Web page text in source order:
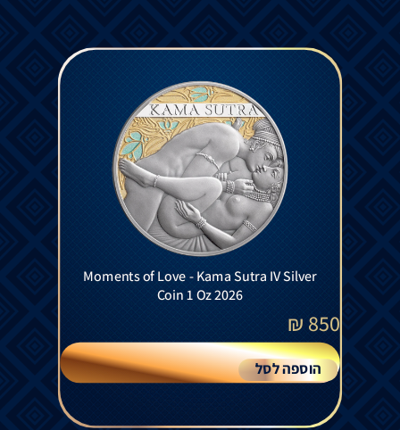
Moments of Love - Kama Sutra IV Silver
Coin 1 Oz 2026
850
₪
הוספה לסל